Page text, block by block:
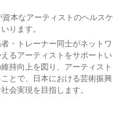
本なアーティストのヘルスケ
ります。
・トレーナー同士がネットワ
るアーティストをサポートい
持向上を図り、アーティスト
とで、日本における芸術振興
会実現を目指します。